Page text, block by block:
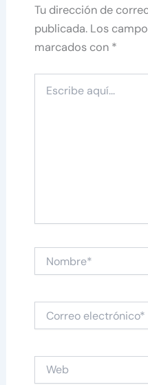
Tu dirección de
publicada. Los
marcados con *
aquí...
electrónico*